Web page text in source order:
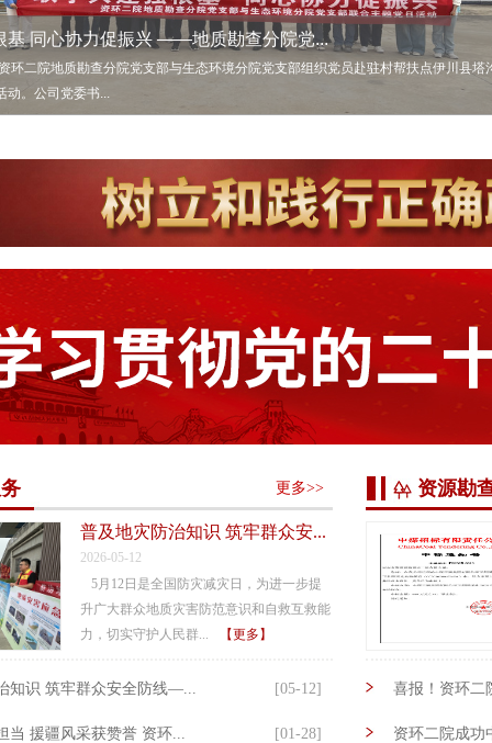
购监督管理办法》等相关...
的深情感言，也是...
禹志加主持会议。 会...
平总书记在河南考察时...
基 同心协力促振兴 ——地质勘查分院党...
年轻干部集体谈话暨以案促改警示教育会
，并调研巡视审计整改...
书记、副董事长...
更多>>
普及地灾防治知识 筑牢群众安...
2026-05-12
5月12日是全国防灾减灾日，为进一步提
升广大群众地质灾害防范意识和自救互救能
力，切实守护人民群...
【更多】
知识 筑牢群众安全防线—... [05-12]
当 援疆风采获赞誉 资环... [01-28]
资源勘
喜报！资环二
资环二院成功